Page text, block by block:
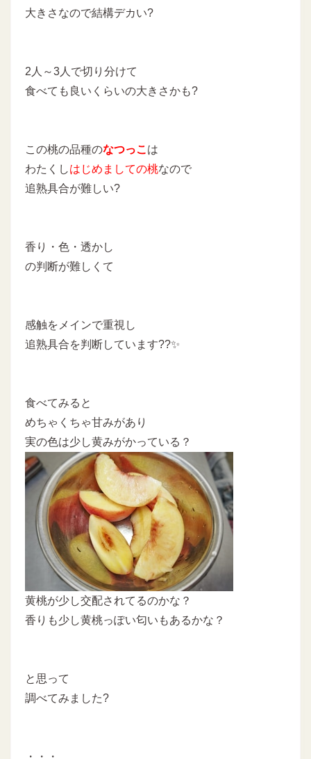
大きさなので結構デカい?
2人～3人で切り分けて
食べても良いくらいの大きさかも?
この桃の品種のなつっこ は
わたくしはじめましての桃なので
追熟具合が難しい?
香り・色・透かし
の判断が難しくて
感触をメインで重視し
追熟具合を判断しています??✨
食べてみると
めちゃくちゃ甘みがあり
実の色は少し黄みがかっている？
黄桃が少し交配されてるのかな？
香りも少し黄桃っぽい匂いもあるかな？
と思って
調べてみました?
・・・